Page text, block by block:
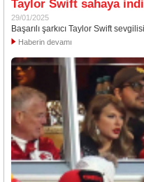
Taylor Swift sahaya indi
29/01/2025
Başarılı şarkıcı Taylor Swift
Haberin devamı